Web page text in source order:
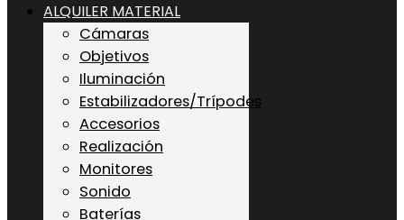
ALQUILER MATERIAL
Cámaras
Objetivos
Iluminación
Estabilizadores/Trípodes
Accesorios
Realización
Monitores
Sonido
Baterías